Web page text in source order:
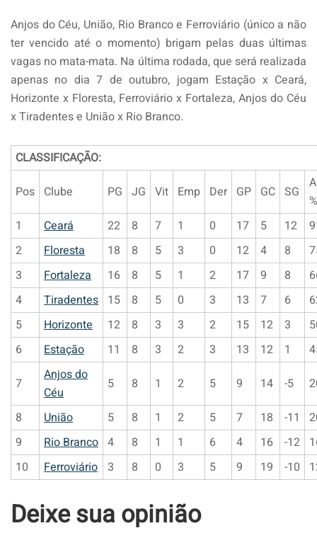
Anjos do Céu, União, Rio Branco e Ferroviário (único a não
ter vencido até o momento) brigam pelas duas últimas
vagas no mata-mata. Na última rodada, que será realizada
apenas no dia 7 de outubro, jogam Estação x Ceará,
Horizonte x Floresta, Ferroviário x Fortaleza, Anjos do Céu
x Tiradentes e União x Rio Branco.
CLASSIFICAÇÃO:
Pos Clube PG JG Vit Emp Der GP GC SG
%
1
Ceará 22 8 7 1 0 17 5 12
2
Floresta 18 8 5 3 0 12 4 8
3
Fortaleza 16 8 5 1 2 17 9 8
4
Tiradentes 15 8 5 0 3 13 7 6
5
Horizonte 12 8 3 3 2 15 12 3
6
Estação 11 8 3 2 3 13 12 1
7
Anjos do
Céu
5 8 1 2 5 9 14 -5
8
União 5 8 1 2 5 7 18 -11
9
Rio Branco 4 8 1 1 6 4 16 -12
10
Ferroviário 3 8 0 3 5 9 19 -10
Deixe sua opinião